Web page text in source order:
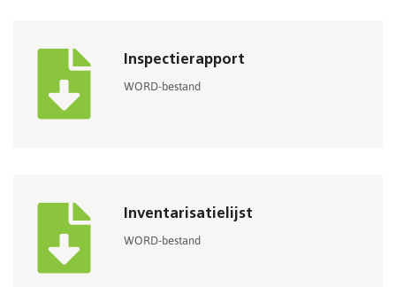
Inspectierapport
WORD-bestand
Inventarisatielijst
WORD-bestand